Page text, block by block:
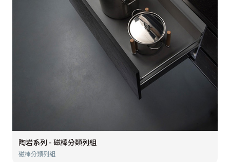
陶岩系列 - 磁棒分類列組
磁棒分類列組